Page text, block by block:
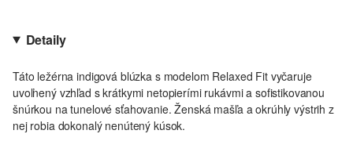
Detaily
Táto ležérna indigová blúzka s modelom Relaxed Fit vyčaruje
uvoľnený vzhľad s krátkymi netopierími rukávmi a sofistikovanou
šnúrkou na tunelové sťahovanie. Ženská mašľa a okrúhly výstrih z
nej robia dokonalý nenútený kúsok.